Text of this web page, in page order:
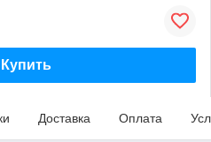
Купить
Доставка Оплата